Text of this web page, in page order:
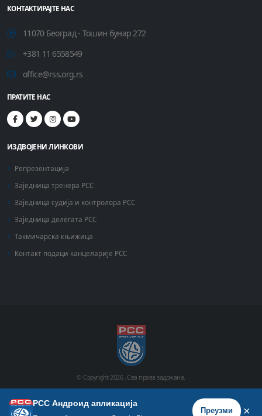
КОНТАКТИРАЈТЕ НАС
11070 Београд - Тошин бунар 272
+381 11 6558549
office@rss.org.rs
ПРАТИТЕ НАС
ИЗДВОЈЕНИ ЛИНКОВИ
Репрезентација
Заједница тренера РСС
Заједница судија и контролора РСС
Заједница делегата РСС
Такмичарска књижица
Контакт подаци канцеларије РСС
© Copyright2026 . Сва права задржана.
Почетна Историја Фото галерија Видео галерија
РСС Андроид апликација
Преузми ×